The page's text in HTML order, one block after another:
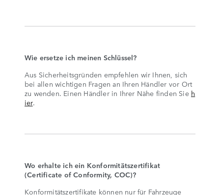
Wie ersetze ich meinen Schlüssel?
Aus Sicherheitsgründen empfehlen wir Ihnen, sich
bei allen wichtigen Fragen an Ihren Händler vor Ort
zu wenden. Einen Händler in Ihrer Nähe finden Sie h
ier.
Wo erhalte ich ein Konformitätszertifikat
(Certificate of Conformity, COC)?
Konformitätszertifikate können nur für Fahrzeuge